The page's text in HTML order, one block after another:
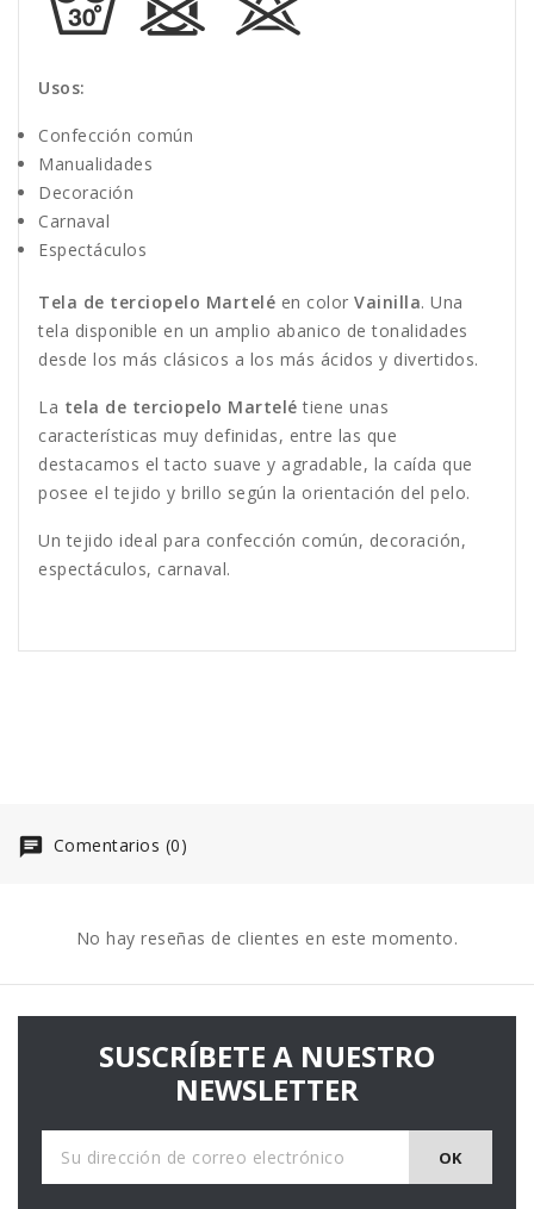
Usos:
Confección común
Manualidades
Decoración
Carnaval
Espectáculos
Tela de terciopelo Martelé en color Vainilla. Una
tela disponible en un amplio abanico de tonalidades
desde los más clásicos a los más ácidos y divertidos.
La tela de terciopelo Martelé tiene unas
características muy definidas, entre las que
destacamos el tacto suave y agradable, la caída que
posee el tejido y brillo según la orientación del pelo.
Un tejido ideal para confección común, decoración,
espectáculos, carnaval.
Comentarios (0)
No hay reseñas de clientes en este momento.
SUSCRÍBETE A NUESTRO
NEWSLETTER